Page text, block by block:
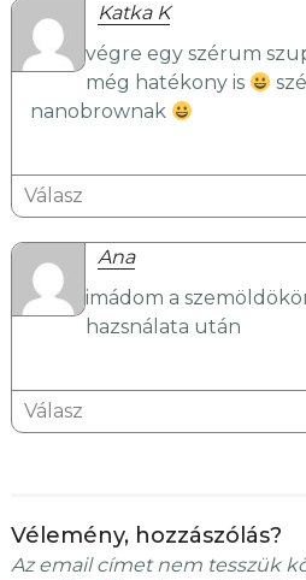
Katka K
végre egy szérum
még hatékony is
nanobrownak
Válasz
Ana
imádom a
hazsnálata után
Válasz
Vélemény, hozzászólás?
Az email címet nem tesszük